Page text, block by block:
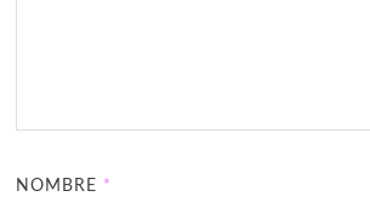
NOMBRE *